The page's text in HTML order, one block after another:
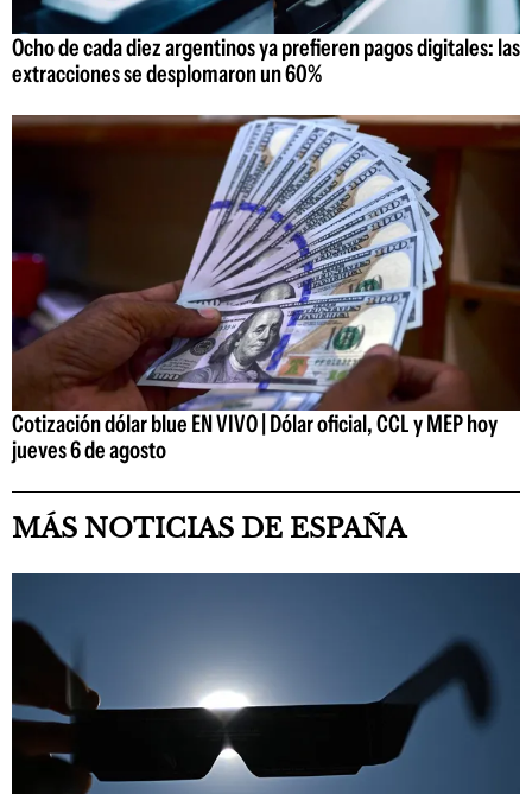
Ocho de cada diez argentinos ya prefieren pagos digitales: las
extracciones se desplomaron un 60%
Cotización dólar blue EN VIVO | Dólar oficial, CCL y MEP hoy
jueves 6 de agosto
MÁS NOTICIAS DE ESPAÑA